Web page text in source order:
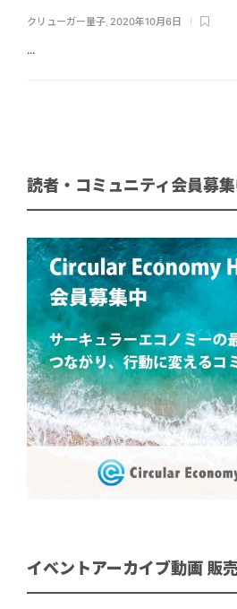
クリューガー量子 2020年10月6日
...
読者・コミュニティ会員募集
イベントアーカイブ動画 販